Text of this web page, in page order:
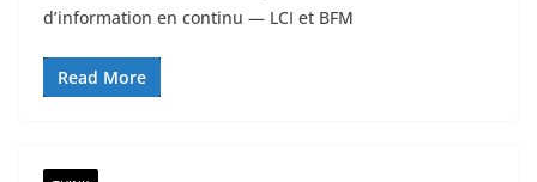
d’information en continu — LCI et BFM
Read More